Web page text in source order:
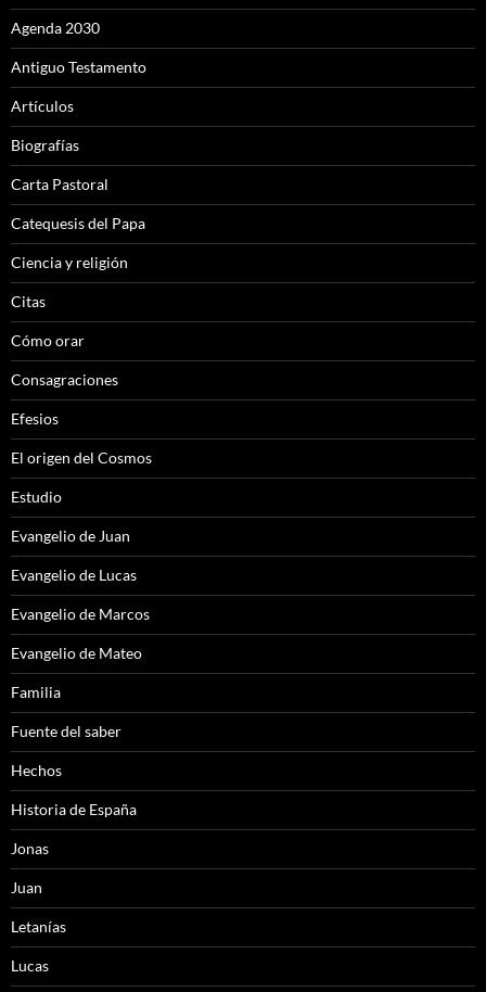
Agenda 2030
Antiguo Testamento
Artículos
Biografías
Carta Pastoral
Catequesis del Papa
Ciencia y religión
Citas
Cómo orar
Consagraciones
Efesios
El origen del Cosmos
Estudio
Evangelio de Juan
Evangelio de Lucas
Evangelio de Marcos
Evangelio de Mateo
Familia
Fuente del saber
Hechos
Historia de España
Jonas
Juan
Letanías
Lucas